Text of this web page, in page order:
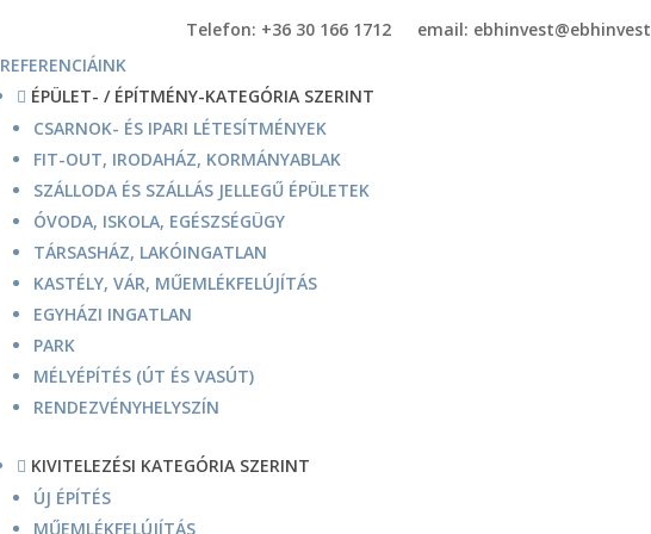
Telefon: +36 30 166 1712
email:
REFERENCIÁINK
 ÉPÜLET- / ÉPÍTMÉNY-KATEGÓRIA SZERINT
CSARNOK- ÉS IPARI LÉTESÍTMÉNYEK
FIT-OUT, IRODAHÁZ, KORMÁNYABLAK
SZÁLLODA ÉS SZÁLLÁS JELLEGŰ ÉPÜLETEK
ÓVODA, ISKOLA, EGÉSZSÉGÜGY
TÁRSASHÁZ, LAKÓINGATLAN
KASTÉLY, VÁR, MŰEMLÉKFELÚJÍTÁS
EGYHÁZI INGATLAN
PARK
MÉLYÉPÍTÉS (ÚT ÉS VASÚT)
RENDEZVÉNYHELYSZÍN
 KIVITELEZÉSI KATEGÓRIA SZERINT
ÚJ ÉPÍTÉS
MŰEMLÉKFELÚJÍTÁS